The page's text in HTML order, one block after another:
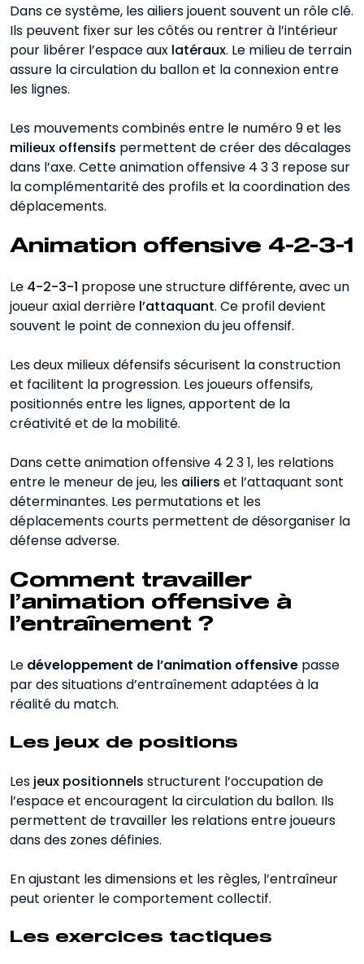
Dans ce système, les ailiers jouent souvent un rôle clé.
Ils peuvent fixer sur les côtés ou rentrer à l’intérieur
pour libérer l’espace aux latéraux. Le milieu de terrain
assure la circulation du ballon et la connexion entre
les lignes.
Les mouvements combinés entre le numéro 9 et les
milieux offensifs permettent de créer des décalages
dans l’axe. Cette animation offensive 4 3 3 repose sur
la complémentarité des profils et la coordination des
déplacements.
Animation offensive 4-2-3-1
Le 4-2-3-1 propose une structure différente, avec un
joueur axial derrière l’attaquant. Ce profil devient
souvent le point de connexion du jeu offensif.
Les deux milieux défensifs sécurisent la construction
et facilitent la progression. Les joueurs offensifs,
positionnés entre les lignes, apportent de la
créativité et de la mobilité.
Dans cette animation offensive 4 2 3 1, les relations
entre le meneur de jeu, les ailiers et l’attaquant sont
déterminantes. Les permutations et les
déplacements courts permettent de désorganiser la
défense adverse.
Comment travailler
l’animation offensive à
l’entraînement ?
Le développement de l’animation offensive passe
par des situations d’entraînement adaptées à la
réalité du match.
Les jeux de positions
Les jeux positionnels structurent l’occupation de
l’espace et encouragent la circulation du ballon. Ils
permettent de travailler les relations entre joueurs
dans des zones définies.
En ajustant les dimensions et les règles, l’entraîneur
peut orienter le comportement collectif.
Les exercices tactiques